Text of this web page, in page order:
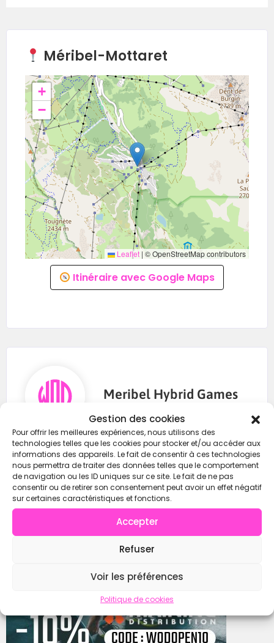
Gestion des cookies
Pour offrir les meilleures expériences, nous utilisons des
technologies telles que les cookies pour stocker et/ou accéder aux
informations des appareils. Le fait de consentir à ces technologies
nous permettra de traiter des données telles que le comportement
de navigation ou les ID uniques sur ce site. Le fait de ne pas
consentir ou de retirer son consentement peut avoir un effet négatif
sur certaines caractéristiques et fonctions.
Accepter
Refuser
Voir les préférences
Politique de cookies
Méribel-Mottaret
+
−
Leaflet | © OpenStreetMap contributors
Itinéraire avec Google Maps
Meribel Hybrid Games
NC
NC
https://wod-open.com/